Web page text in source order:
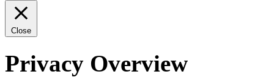
Close
Privacy Overview